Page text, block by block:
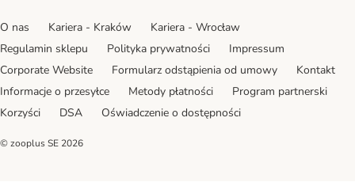
O nas Kariera - Kraków
Kariera - Wrocław
Regulamin sklepu
Polityka prywatności
Impressum
Corporate Website
Formularz odstąpienia od umowy
Kontakt
Informacje o przesyłce
Metody płatności
Program partnerski
Korzyści
DSA Oświadczenie o dostępności
© zooplus SE 2026